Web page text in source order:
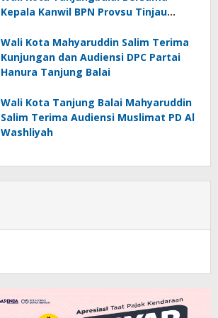
Kepala Kanwil BPN Provsu Tinjau
Wali Kota Mahyaruddin Salim Terima
Kunjungan dan Audiensi DPC Partai
Hanura Tanjung Balai
Wali Kota Tanjung Balai Mahyaruddin
Salim Terima Audiensi Muslimat PD Al
Washliyah